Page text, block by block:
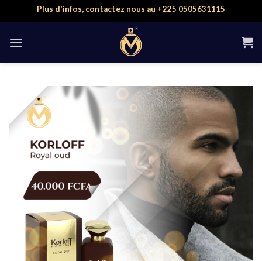
to
content
Plus d'infos, contactez nous au +225 0505631115